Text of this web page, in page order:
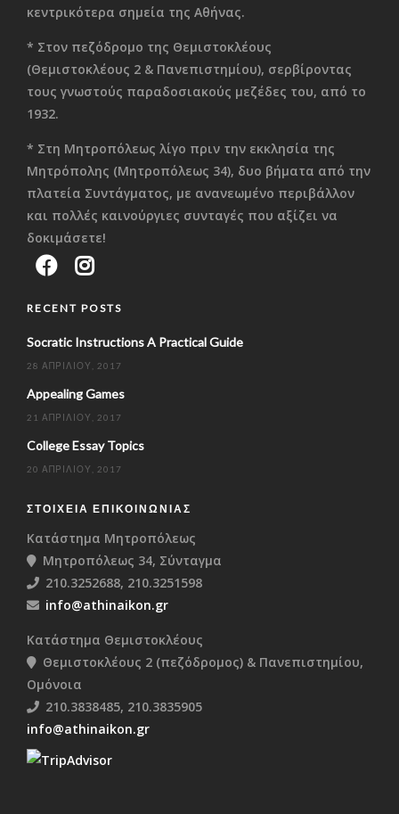
κεντρικότερα σημεία της Αθήνας.
* Στον πεζόδρομο της Θεμιστοκλέους
(Θεμιστοκλέους 2 & Πανεπιστημίου), σερβίροντας
τους γνωστούς παραδοσιακούς μεζέδες του, από το
1932.
* Στη Μητροπόλεως λίγο πριν την εκκλησία της
Μητρόπολης (Μητροπόλεως 34), δυο βήματα από την
πλατεία Συντάγματος, με ανανεωμένο περιβάλλον
και πολλές καινούργιες συνταγές που αξίζει να
δοκιμάσετε!
RECENT POSTS
Socratic Instructions A Practical Guide
28 ΑΠΡΙΛΊΟΥ, 2017
Appealing Games
21 ΑΠΡΙΛΊΟΥ, 2017
College Essay Topics
20 ΑΠΡΙΛΊΟΥ, 2017
ΣΤΟΙΧΕΊΑ ΕΠΙΚΟΙΝΩΝΊΑΣ
Κατάστημα Μητροπόλεως
Μητροπόλεως 34, Σύνταγμα
210.3252688, 210.3251598
info@athinaikon.gr
Κατάστημα Θεμιστοκλέους
Θεμιστοκλέους 2 (πεζόδρομος) & Πανεπιστημίου,
Ομόνοια
210.3838485, 210.3835905
info@athinaikon.gr